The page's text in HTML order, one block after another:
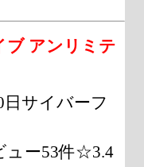
ブ アンリミテ
日サイバーフ
ュー53件☆3.4